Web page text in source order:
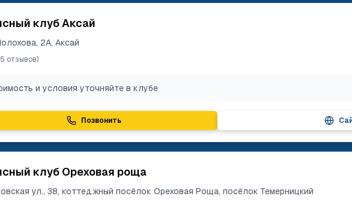
клуб Аксай
2А, Аксай
отзывов)
и условия уточняйте в клубе
Позвонить
клуб Ореховая роща
ул., 38, коттеджный посёлок Ореховая Роща, посёлок Темерницкий